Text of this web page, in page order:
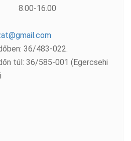
8.00-16.00
36/483-022.
túl: 36/585-001 (Egercsehi